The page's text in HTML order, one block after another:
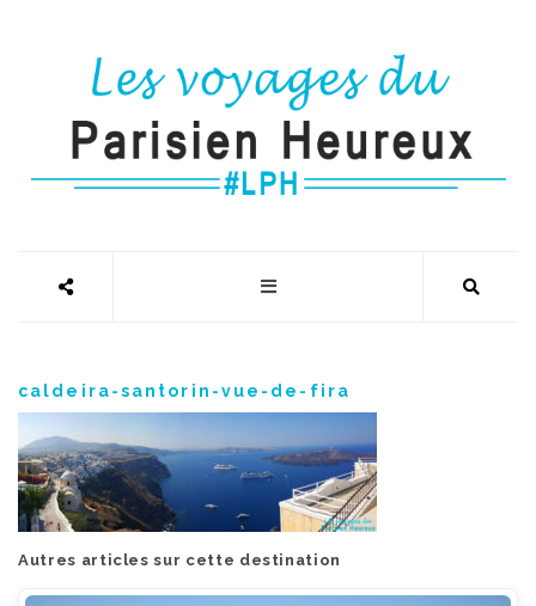
caldeira-santorin-vue-de-fira
Autres articles sur cette destination